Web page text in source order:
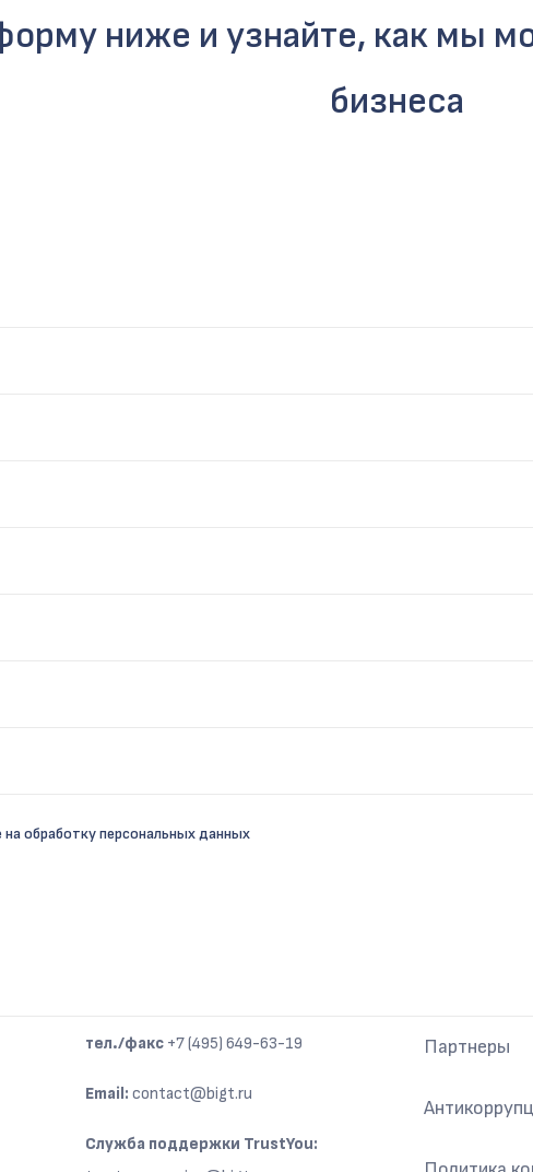
ниже и узнайте, как мы
бизнеса
обработку персональных данных
тел./факс +7 (495) 649-63-19
Email: contact@bigt.ru
Служба поддержки TrustYou:
Подвал
Партнеры